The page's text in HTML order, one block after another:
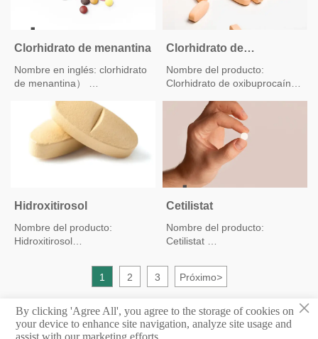
Aspecto: polvo cristalino
blanco o casi blanco
Cas: 38146-42-8
Masa exacta: 692,50
Peso molecular: 693,92
m / z: 692,50 (100,0%),
(41,1%), 695,50 ( 26,3%),
696,50 (10,2%), 694,51
(8,2%), 696,51 (4,4%), 697,50
(4,2%)
Análisis elemental: C, 65,77;
H, 10,75; Cl, 10,22; N, 4,04;
O, 9.22
Clorhidrato de menantina
Nombre en inglés: clorhidrato
de menantina）
de （3,5-dimetil-1-
aminoadamantano） ， ，
clorhidrato de 3,5-
dimetiltriciclo (3.3.1.1 (3,7))
decan-1-amina）, sustancia
CAS No.:41100-52-1
Alzheimer
Clorhidrato de
oxibuprocaína
Nombre del producto:
Clorhidrato de oxibuprocaína,
Otro nombre: Clorhidrato de
2-(dietilamino)etil 4-amino-3-
butoxibenzoato;
Clorhidrato de benoxinato.
Apariencia:polvo cristalino
blanco,inodoro,salado,Parálisis
Fórmula estructural:
图片9.png
Hidroxitirosol
Nombre del producto:
Hidroxitirosol
Nº CAS:10597-60-1
transparente incoloro
Asayo:>95,0%.
Cetilistat
Nombre del producto:
Cetilistat
Nº CAS. 282526-98-1
(Hexadeciloxi)-6-metil-4H-3,1-
benzoxazin-4-ona; ATL-962
1 2 3 Próximo>
×
By clicking 'Agree All', you agree to the storage of cookies on
your device to enhance site navigation, analyze site usage and
assist with our marketing efforts.